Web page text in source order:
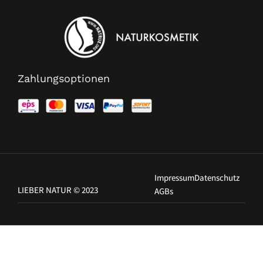
Zahlungsoptionen
LIEBER NATUR © 2023
ImpressumDatenschutz
AGBs